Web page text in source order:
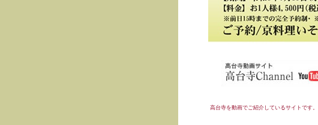
高台寺を動画でご紹介しているサイトです。